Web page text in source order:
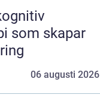
som skapar
06 augusti 2026